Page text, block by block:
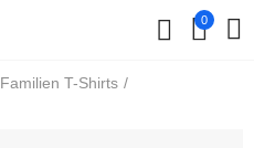
0
Familien T-Shirts